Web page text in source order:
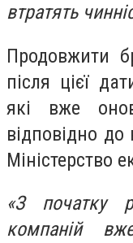
втратять
Продовжити
після цієї
які вже
відповідно
Міністерство
«З початку
компаній